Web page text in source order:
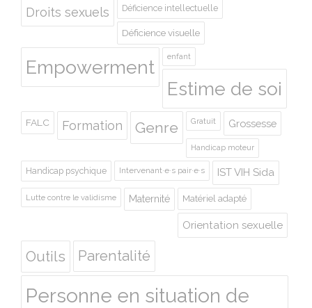
Droits sexuels Déficience intellectuelle
Déficience visuelle
Empowerment enfant
Estime de soi
FALC Formation Genre Gratuit Grossesse
Handicap moteur
Handicap psychique Intervenant·e·s pair·e·s IST VIH Sida
Lutte contre le validisme Maternité Matériel adapté
Orientation sexuelle
Outils Parentalité
Personne en situation de